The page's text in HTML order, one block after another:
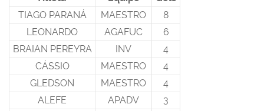
TIAGO PARANÁ
MAESTRO
8
LEONARDO
AGAFUC
6
BRAIAN PEREYRA
INV
4
CÁSSIO
MAESTRO
4
GLEDSON
MAESTRO
4
ALEFE
APADV
3